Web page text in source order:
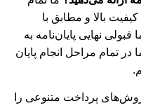
کیفیت بالا و مطابق با
نهایی پایان‌نامه به
تمام مراحل انجام پایان
پرداخت متنوعی را